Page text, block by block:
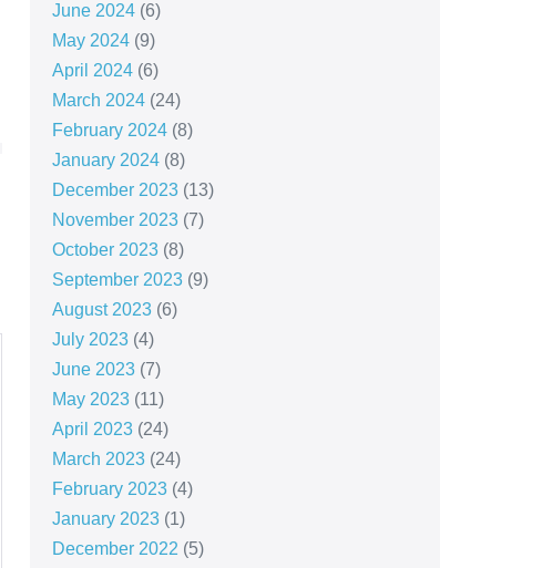
June 2024(6)
May 2024(9)
April 2024(6)
March 2024(24)
February 2024(8)
January 2024(8)
December 2023(13)
November 2023(7)
October 2023(8)
September 2023(9)
August 2023(6)
July 2023(4)
June 2023(7)
May 2023(11)
April 2023(24)
March 2023(24)
February 2023(4)
January 2023(1)
December 2022 (5)